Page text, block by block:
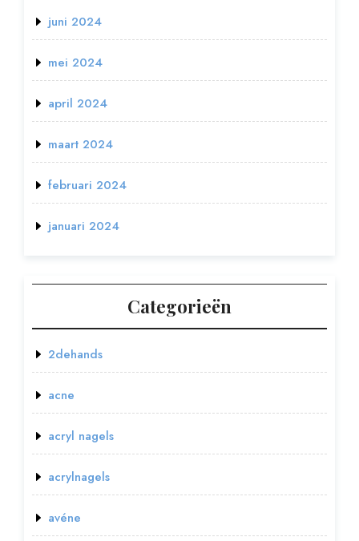
juni 2024
mei 2024
april 2024
maart 2024
februari 2024
januari 2024
Categorieën
2dehands
acne
acryl nagels
acrylnagels
avéne